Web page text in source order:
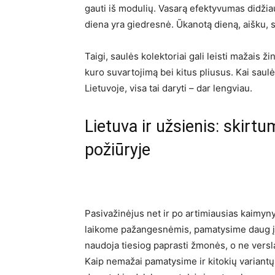
gauti iš modulių. Vasarą efektyvumas
diena yra giedresnė. Ūkanotą dieną,
Taigi, saulės kolektoriai gali leisti mažais
kuro suvartojimą bei kitus pliusus. Kai
Lietuvoje, visa tai daryti – dar lengviau.
Lietuva ir užsienis:
požiūryje
Pasivažinėjus net ir po artimiausias
laikome pažangesnėmis, pamatysime
naudoja tiesiog paprasti žmonės, o ne
Kaip nemažai pamatysime ir kitokių